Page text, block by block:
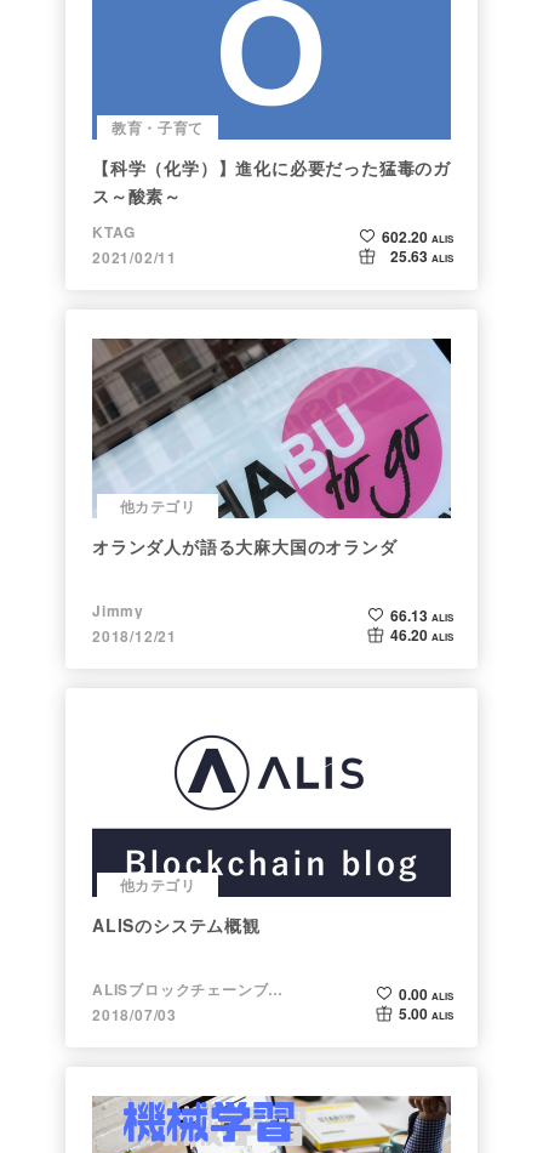
教育・子育て
【科学（化学）】進化に必要だった猛毒のガ
ス～酸素～
KTAG
2021/02/11
602.20 ALIS
25.63 ALIS
他カテゴリ
オランダ人が語る大麻大国のオランダ
Jimmy
2018/12/21
66.13 ALIS
46.20 ALIS
他カテゴリ
ALISのシステム概観
ALISブロックチェーンブログ
2018/07/03
0.00 ALIS
5.00 ALIS